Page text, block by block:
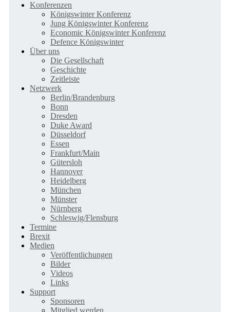
Konferenzen
Königswinter Konferenz
Jung Königswinter Konferenz
Economic Königswinter Konferenz
Defence Königswinter
Über uns
Die Gesellschaft
Geschichte
Zeitleiste
Netzwerk
Berlin/Brandenburg
Bonn
Dresden
Duke Award
Düsseldorf
Essen
Frankfurt/Main
Gütersloh
Hannover
Heidelberg
München
Münster
Nürnberg
Schleswig/Flensburg
Termine
Brexit
Medien
Veröffentlichungen
Bilder
Videos
Links
Support
Sponsoren
Mitglied werden